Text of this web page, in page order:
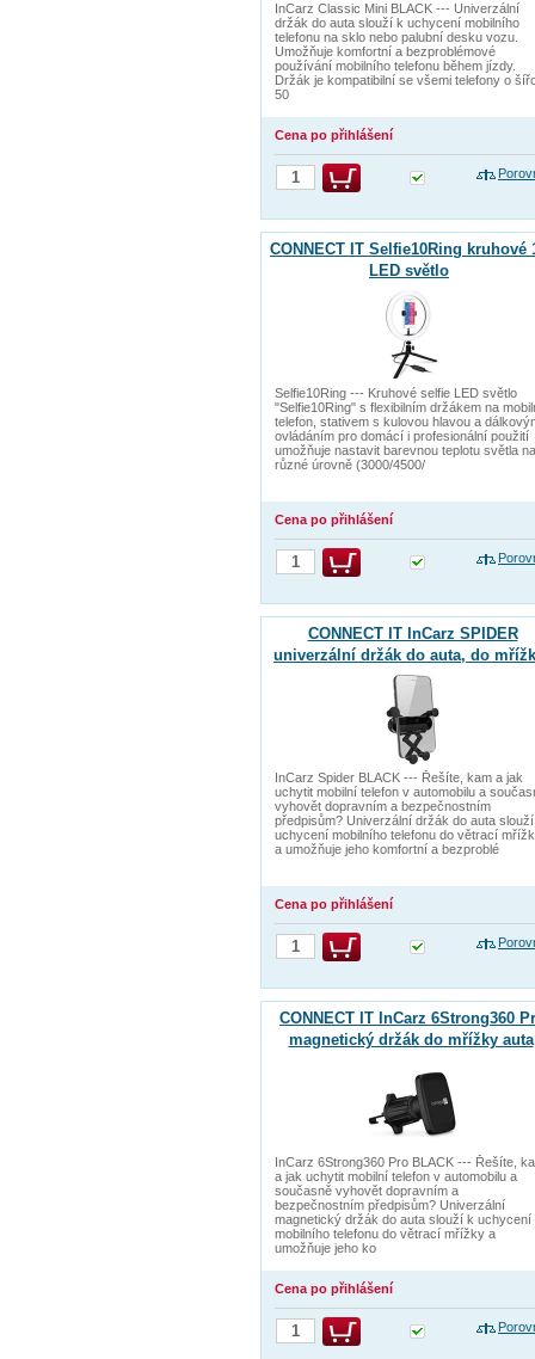
InCarz Classic Mini BLACK --- Univerzální
držák do auta slouží k uchycení mobilního
telefonu na sklo nebo palubní desku vozu.
Umožňuje komfortní a bezproblémové
používání mobilního telefonu během jízdy.
Držák je kompatibilní se všemi telefony o
50
Cena po přihlášení
CONNECT IT Selfie10Ring kruhové
LED světlo
Selfie10Ring --- Kruhové selfie LED světlo
"Selfie10Ring" s flexibilním držákem na
telefon, stativem s kulovou hlavou a
ovládáním pro domácí i profesionální použití
umožňuje nastavit barevnou teplotu světla
různé úrovně (3000/4500/
Cena po přihlášení
CONNECT IT InCarz SPIDER
univerzální držák do auta, do
černo-stříbrný
InCarz Spider BLACK --- Řešíte, kam a jak
uchytit mobilní telefon v automobilu a
vyhovět dopravním a bezpečnostním
předpisům? Univerzální držák do auta
uchycení mobilního telefonu do větrací
a umožňuje jeho komfortní a bezproblé
Cena po přihlášení
CONNECT IT InCarz 6Strong360
magnetický držák do mřížky auta
InCarz 6Strong360 Pro BLACK --- Řešíte,
a jak uchytit mobilní telefon v automobilu a
současně vyhovět dopravním a
bezpečnostním předpisům? Univerzální
magnetický držák do auta slouží k uchycení
mobilního telefonu do větrací mřížky a
umožňuje jeho ko
Cena po přihlášení